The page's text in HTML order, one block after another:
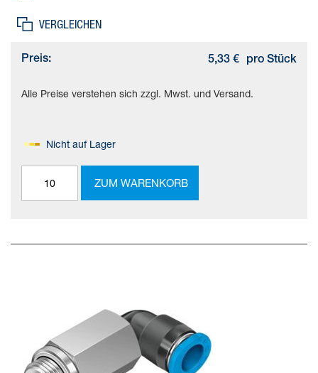
VERGLEICHEN
Preis: 5,33 € pro Stück
Alle Preise verstehen sich zzgl. Mwst. und Versand.
Nicht auf Lager
ZUM WARENKORB